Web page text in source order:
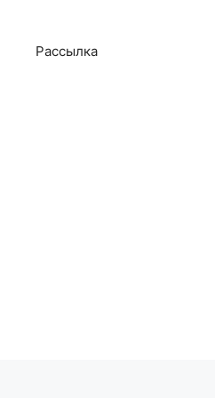
Рассылка